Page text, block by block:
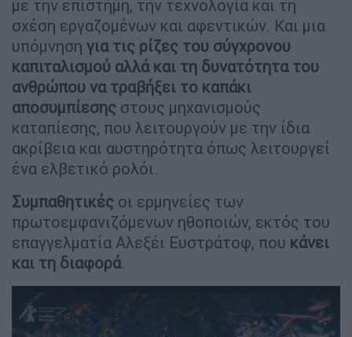
με την επιστήμη, την τεχνολογία και τη
σχέση εργαζομένων και αφεντικών. Και μια
υπόμνηση για τις ρίζες του σύγχρονου
καπιταλισμού αλλά και τη δυνατότητα του
ανθρώπου να τραβήξει το καπάκι
αποσυμπίεσης στους μηχανισμούς
καταπίεσης, που λειτουργούν με την ίδια
ακρίβεια και αυστηρότητα όπως λειτουργεί
ένα ελβετικό ρολόι.
Συμπαθητικές οι ερμηνείες των
πρωτοεμφανιζόμενων ηθοποιών, εκτός του
επαγγελματία Αλεξέι Ευστράτοφ, που κάνει
και τη διαφορά.